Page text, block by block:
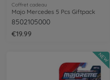
Coffret cadeau
Majo Mercedes 5 Pcs Giftpack
8502105000
€19.99
NEW